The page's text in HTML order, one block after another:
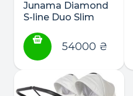
Junama Diamond
S-line Duo Slim
54000 ₴